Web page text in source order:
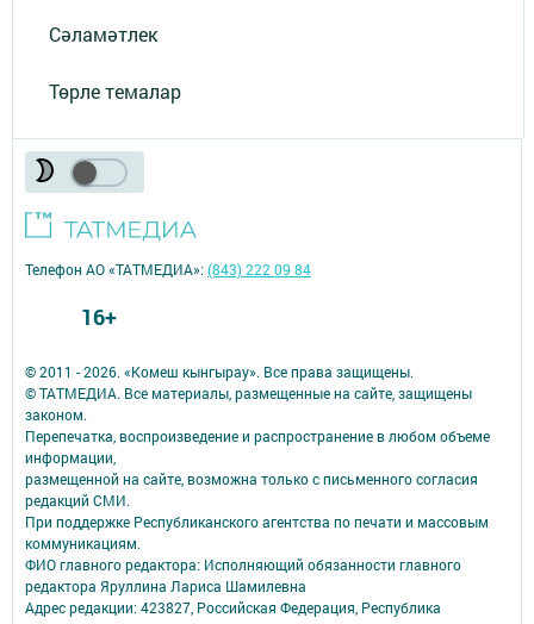
Сәламәтлек
Төрле темалар
© 2011 - 2026. «Комеш кынгырау». Все права защищены.
© ТАТМЕДИА. Все материалы, размещенные на сайте, защищены
законом.
Перепечатка, воспроизведение и распространение в любом объеме
информации,
размещенной на сайте, возможна только с письменного согласия
редакций СМИ.
При поддержке Республиканского агентства по печати и массовым
коммуникациям.
ФИО главного редактора: Исполняющий обязанности главного
редактора Яруллина Лариса Шамилевна
Адрес редакции: 423827, Российская Федерация, Республика
Телефон АО «ТАТМЕДИА»:(843) 222 09 84
16+